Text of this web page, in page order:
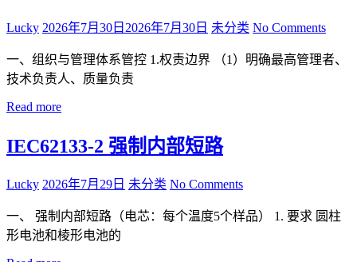
Lucky 2026年7月30日 2026年7月30日 未分类 No Comments
一、组织与管理体系管控 1.权责边界 （1）明确最高管理者、
技术负责人、质量负责
Read more
IEC62133-2 强制内部短路
Lucky 2026年7月29日 未分类 No Comments
一、 强制内部短路（电芯：每个温度5个样品） 1. 要求 圆柱
形电池和棱形电池的